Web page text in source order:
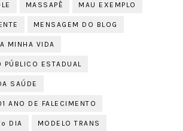
MASSAPÊ MAU EXEMPLO
MENSAGEM DO BLOG
MINHA VIDA
PÚBLICO ESTADUAL
SAÚDE
ANO DE FALECIMENTO
DIA MODELO TRANS